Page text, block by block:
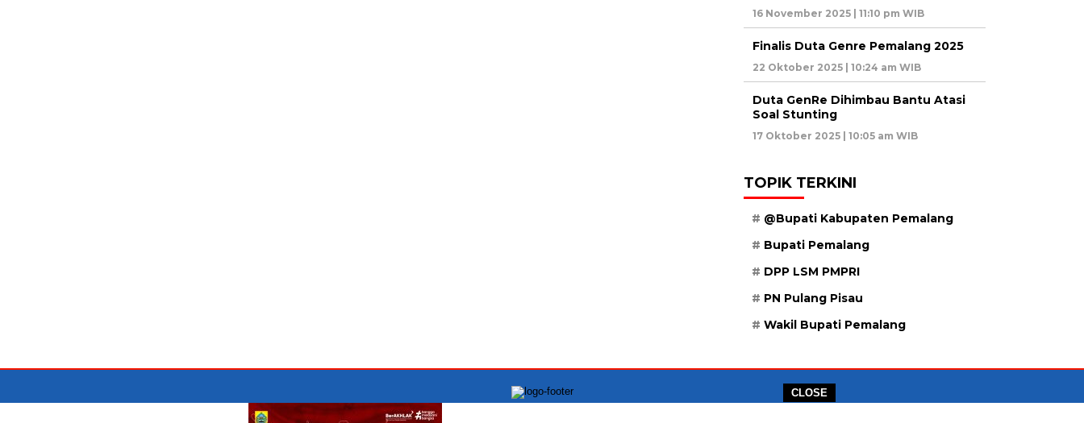
CLOSE
16 November 2025 | 11:10 pm WIB
Finalis Duta Genre Pemalang 2025
22 Oktober 2025 | 10:24 am WIB
Duta GenRe Dihimbau Bantu Atasi
Soal Stunting
17 Oktober 2025 | 10:05 am WIB
TOPIK TERKINI
@Bupati Kabupaten Pemalang
Bupati Pemalang
DPP LSM PMPRI
PN Pulang Pisau
Wakil Bupati Pemalang
PT.INDONESIA MONITORING NEWS Kantor Kowari:
Jln Raya Kelapa Gading Permai blok J1 No.12A, Jakarta